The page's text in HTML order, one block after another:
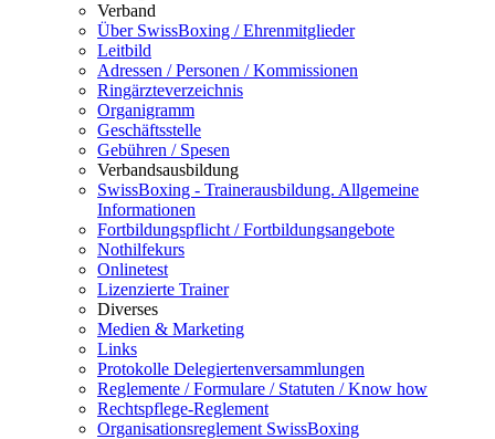
Verband
Über SwissBoxing / Ehrenmitglieder
Leitbild
Adressen / Personen / Kommissionen
Ringärzteverzeichnis
Organigramm
Geschäftsstelle
Gebühren / Spesen
Verbandsausbildung
SwissBoxing - Trainerausbildung. Allgemeine
Informationen
Fortbildungspflicht / Fortbildungsangebote
Nothilfekurs
Onlinetest
Lizenzierte Trainer
Diverses
Medien & Marketing
Links
Protokolle Delegiertenversammlungen
Reglemente / Formulare / Statuten / Know how
Rechtspflege-Reglement
Organisationsreglement SwissBoxing